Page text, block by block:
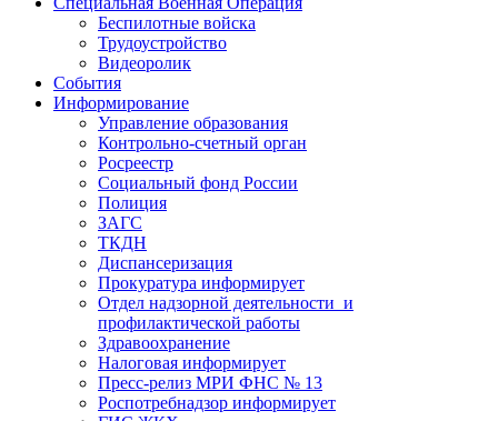
Беспилотные войска
Трудоустройство
Видеоролик
События
Информирование
Управление образования
Контрольно-счетный орган
Росреестр
Социальный фонд России
Полиция
ЗАГС
ТКДН
Диспансеризация
Прокуратура информирует
Отдел надзорной деятельности и
профилактической работы
Здравоохранение
Налоговая информирует
Пресс-релиз МРИ ФНС № 13
Роспотребнадзор информирует